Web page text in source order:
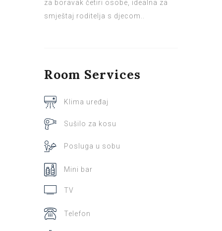
za boravak četiri osobe, idealna za
smještaj roditelja s djecom..
Room Services
Klima uređaj
Sušilo za kosu
Posluga u sobu
Mini bar
TV
Telefon